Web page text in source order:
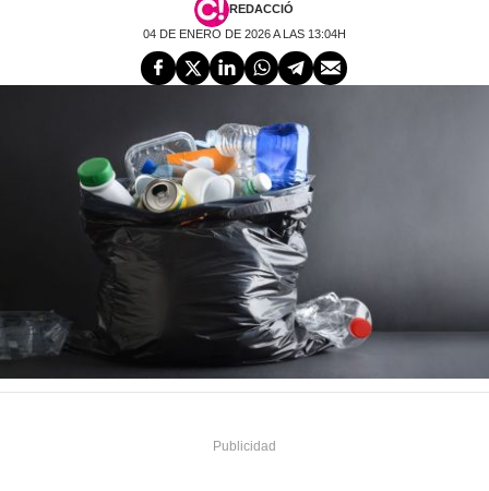
REDACCIÓ
04 DE ENERO DE 2026 A LAS 13:04H